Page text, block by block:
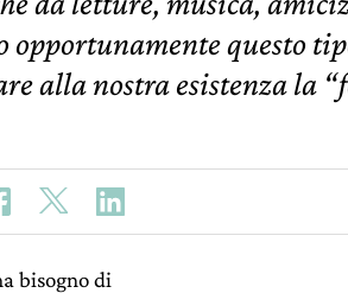
questo
alla nostra esistenza la
bisogno di